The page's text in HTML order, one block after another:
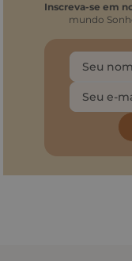
Inscreva-se em
mundo